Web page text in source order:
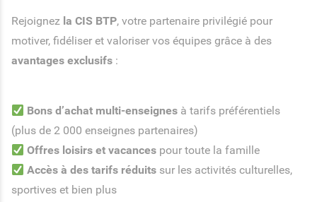
Rejoignez la CIS BTP, votre partenaire privilégié pour
motiver, fidéliser et valoriser vos équipes grâce à des
avantages exclusifs :
Bons d’achat multi-enseignes à tarifs préférentiels
(plus de 2 000 enseignes partenaires)
Offres loisirs et vacances pour toute la famille
Accès à des tarifs réduits sur les activités culturelles,
sportives et bien plus